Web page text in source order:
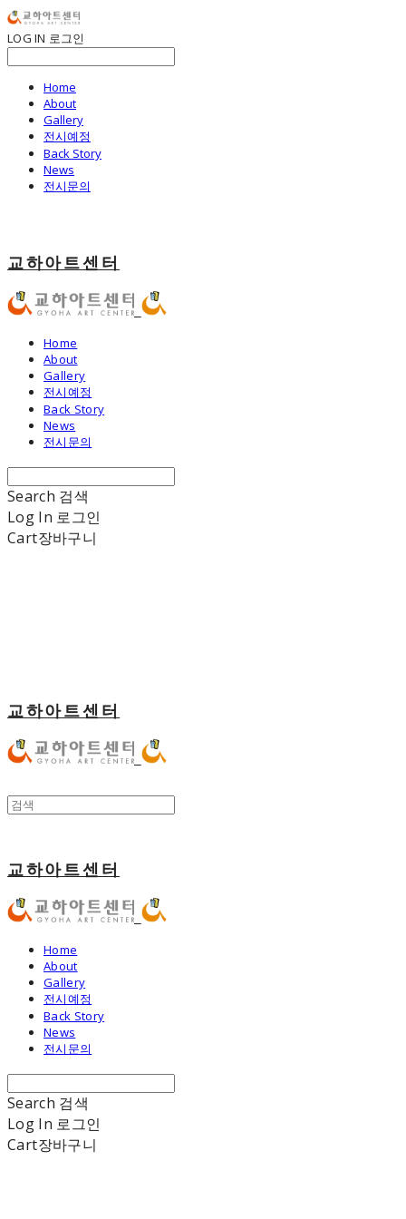
LOG IN 로그인
Home
About
Gallery
전시예정
Back Story
News
전시문의
교하아트센터
Home
About
Gallery
전시예정
Back Story
News
전시문의
Search 검색
Log In 로그인
Cart장바구니
교하아트센터
교하아트센터
Home
About
Gallery
전시예정
Back Story
News
전시문의
Search 검색
Log In 로그인
Cart장바구니